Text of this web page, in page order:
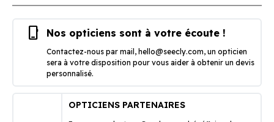
phone_iphone Nos opticiens sont à votre écoute !
Contactez-nous par mail, hello@seecly.com, un opticien
sera à votre disposition pour vous aider à obtenir un devis
personnalisé.
OPTICIENS PARTENAIRES